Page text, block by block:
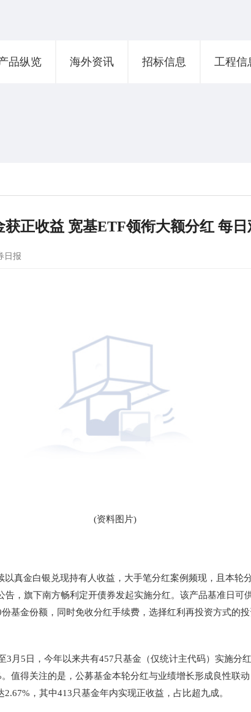
品纵览 海外资讯 招标信息 工程信
正收益 宽基ETF领衔大额分红 每日
日报
(资料图片)
以真金白银兑现持有人收益，大手笔分红案例频现，且本轮
告，旗下南方畅利定开债券发起实施分红。该产品基准日可
基金份额，同时免收分红手续费，选择红利再投资方式的
3月5日，今年以来共有457只基金（仅统计主代码）实施分
值得关注的是，公募基金本轮分红与业绩增长形成良性联
，其中413只基金年内实现正收益，占比超九成。